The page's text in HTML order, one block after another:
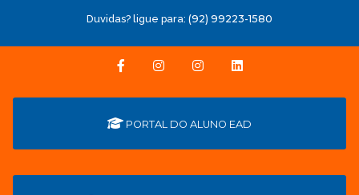
Duvidas? ligue para: (92) 99223-1580
PORTAL DO ALUNO EAD